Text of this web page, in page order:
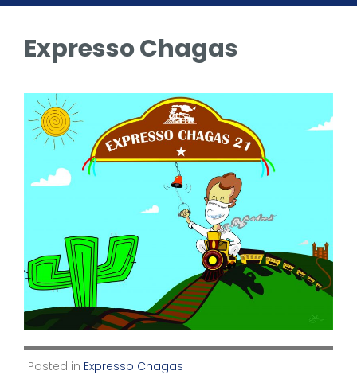
Expresso Chagas
Posted in Expresso Chagas